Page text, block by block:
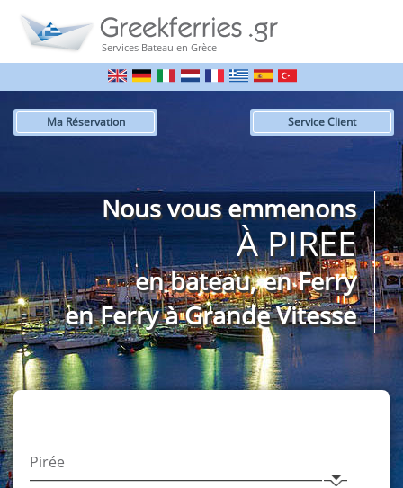
Services Bateau en Grèce
Service Client
Ma Réservation
Nous vous emmenons
À PIREE
en bateau, en Ferry
en Ferry à Grande Vitesse